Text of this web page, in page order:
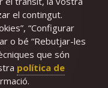
el contingut.
“Configurar
o bé “Rebutjar-les
que són
política de